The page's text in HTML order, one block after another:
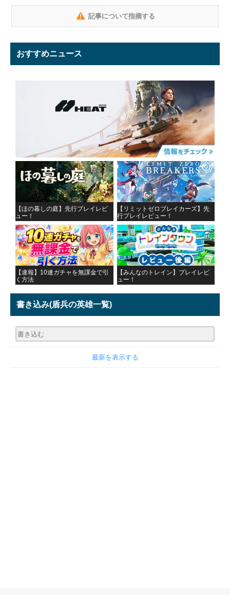
記事について指摘する
おすすめニュース
【ほの暮しの庭】先行プレイレビ
ュー！
【リミットゼロブレイカーズ】先
行プレイレビュー！
【速報】10連ガチャを無課金で引
く方法
【みんなのトレイン】プレイレビ
ュー！
書き込み(盾兵の英雄一覧)
最新を表示する